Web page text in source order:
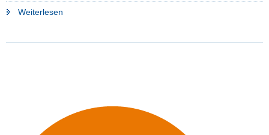
Weiterlesen